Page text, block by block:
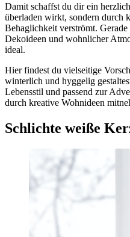
Damit schaffst du dir ein
überladen wirkt, sondern durch
Behaglichkeit verströmt.
Dekoideen und wohnlicher
ideal.
Hier findest du vielseitige
winterlich und hyggelig
Lebensstil und passend zur
durch kreative Wohnideen
Schlichte weiße